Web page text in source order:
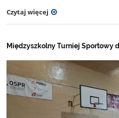
Czytaj więcej
Międzyszkolny Turniej Sportowy